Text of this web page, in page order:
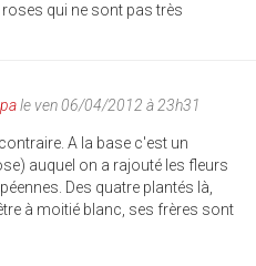
qui ne sont pas très
le ven 06/04/2012 à 23h31
A la base c'est un
auquel on a rajouté les fleurs
Des quatre plantés là,
à moitié blanc, ses frères sont